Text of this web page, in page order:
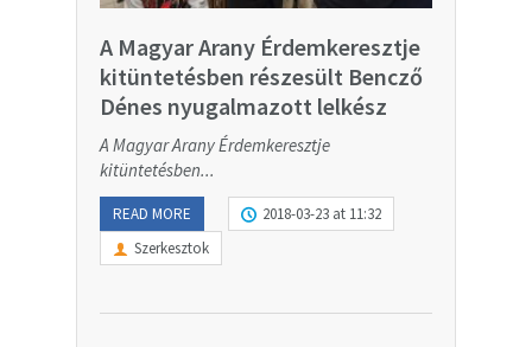
A Magyar Arany Érdemkeresztje
kitüntetésben részesült Bencző
Dénes nyugalmazott lelkész
A Magyar Arany Érdemkeresztje
kitüntetésben...
READ MORE
2018-03-23 at 11:32
Szerkesztok